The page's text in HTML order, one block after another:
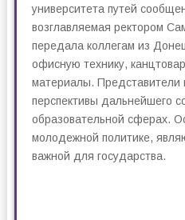
университета путей
возглавляемая ректором
передала коллегам из
офисную технику,
материалы. Представители
перспективы дальнейшего
образовательной сферах.
молодежной политике,
важной для государства.